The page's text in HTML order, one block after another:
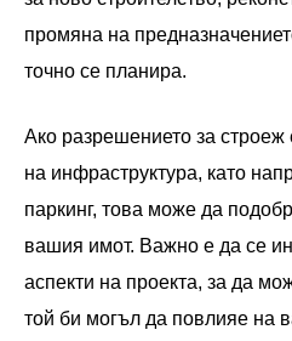
промяна на
точно се планира.
Ако разрешението за строеж
на инфраструктура, като
паркинг, това може да
вашия имот. Важно е да се
аспекти на проекта, за да
той би могъл да повлияе на